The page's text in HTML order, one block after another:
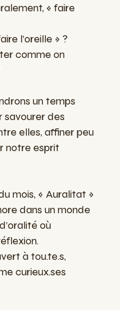
« faire
l’oreille » ?
comme on
un temps
savourer des
elles, affiner peu
notre esprit
mois, « Auralitat »
dans un monde
où
à tou.te.s,
curieux.ses